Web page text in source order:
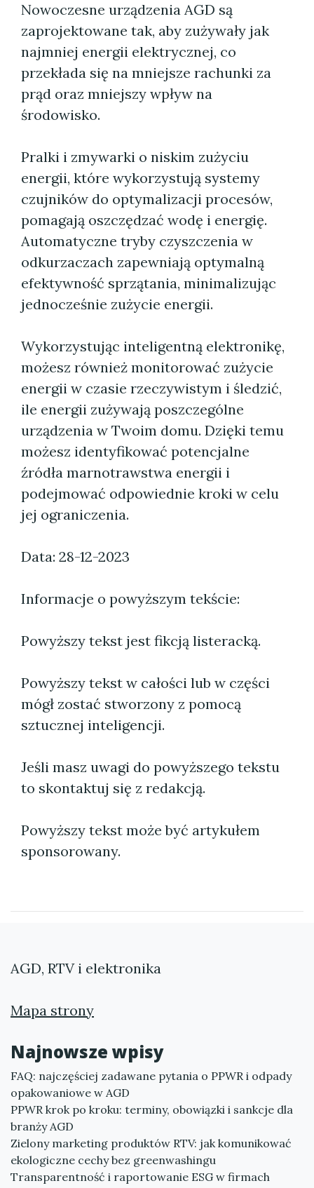
Nowoczesne urządzenia AGD są
zaprojektowane tak, aby zużywały jak
najmniej energii elektrycznej, co
przekłada się na mniejsze rachunki za
prąd oraz mniejszy wpływ na
środowisko.
Pralki i zmywarki o niskim zużyciu
energii, które wykorzystują systemy
czujników do optymalizacji procesów,
pomagają oszczędzać wodę i energię.
Automatyczne tryby czyszczenia w
odkurzaczach zapewniają optymalną
efektywność sprzątania, minimalizując
jednocześnie zużycie energii.
Wykorzystując inteligentną elektronikę,
możesz również monitorować zużycie
energii w czasie rzeczywistym i śledzić,
ile energii zużywają poszczególne
urządzenia w Twoim domu. Dzięki temu
możesz identyfikować potencjalne
źródła marnotrawstwa energii i
podejmować odpowiednie kroki w celu
jej ograniczenia.
Data: 28-12-2023
Informacje o powyższym tekście:
Powyższy tekst jest fikcją listeracką.
Powyższy tekst w całości lub w części
mógł zostać stworzony z pomocą
sztucznej inteligencji.
Jeśli masz uwagi do powyższego tekstu
to skontaktuj się z redakcją.
Powyższy tekst może być artykułem
sponsorowany.
AGD, RTV i elektronika
Mapa strony
Najnowsze wpisy
FAQ: najczęściej zadawane pytania o PPWR i odpady
opakowaniowe w AGD
PPWR krok po kroku: terminy, obowiązki i sankcje dla
branży AGD
Zielony marketing produktów RTV: jak komunikować
ekologiczne cechy bez greenwashingu
Transparentność i raportowanie ESG w firmach